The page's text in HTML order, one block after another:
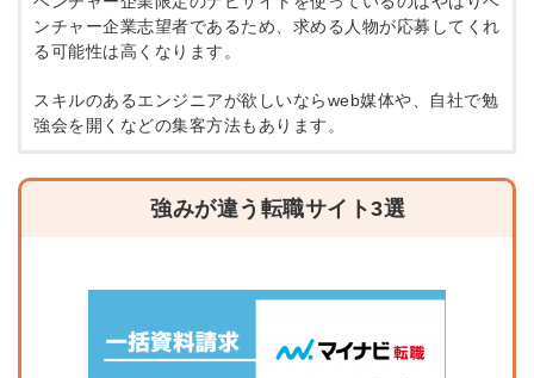
ンチャー企業志望者であるため、求める人物が応募してくれ
る可能性は高くなります。
スキルのあるエンジニアが欲しいならweb媒体や、自社で勉
強会を開くなどの集客方法もあります。
強みが違う転職サイト3選
する
忘れですか？
※ログインIDとなります
同意のうえ